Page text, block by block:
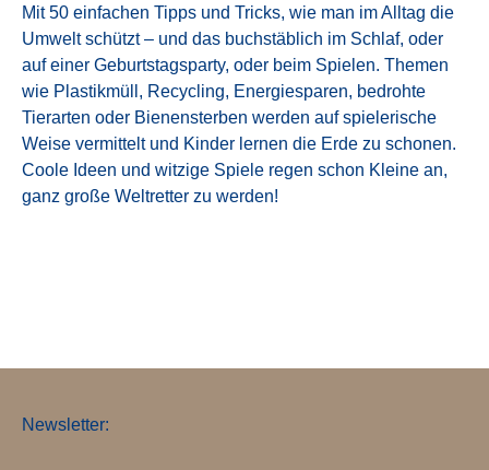
Mit 50 einfachen Tipps und Tricks, wie man im Alltag die
Umwelt schützt – und das buchstäblich im Schlaf, oder
auf einer Geburtstagsparty, oder beim Spielen. Themen
wie Plastikmüll, Recycling, Energiesparen, bedrohte
Tierarten oder Bienensterben werden auf spielerische
Weise vermittelt und Kinder lernen die Erde zu schonen.
Coole Ideen und witzige Spiele regen schon Kleine an,
ganz große Weltretter zu werden!
Newsletter: